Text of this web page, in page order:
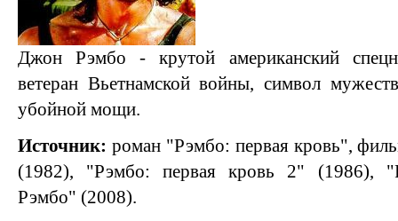
Джон Рэмбо - крутой американский
ветеран Вьетнамской войны, символ
убойной мощи.
Источник: роман "Рэмбо: первая кровь",
(1982), "Рэмбо: первая кровь 2" (1986),
Рэмбо" (2008).